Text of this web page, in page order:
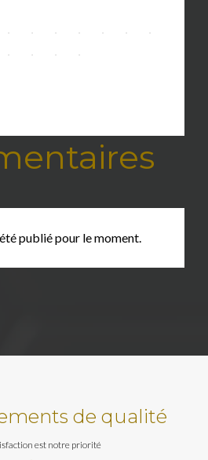
publié pour le moment.
de qualité
est notre priorité